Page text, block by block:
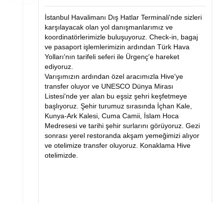
İstanbul Havalimanı Dış Hatlar Terminali'nde sizleri
karşılayacak olan yol danışmanlarımız ve
koordinatörlerimizle buluşuyoruz. Check-in, bagaj
ve pasaport işlemlerimizin ardından Türk Hava
Yolları'nın tarifeli seferi ile Ürgenç'e hareket
ediyoruz.
Varışımızın ardından özel aracımızla Hive'ye
transfer oluyor ve UNESCO Dünya Mirası
Listesi'nde yer alan bu eşsiz şehri keşfetmeye
başlıyoruz. Şehir turumuz sırasında İçhan Kale,
Kunya-Ark Kalesi, Cuma Camii, İslam Hoca
Medresesi ve tarihi şehir surlarını görüyoruz. Gezi
sonrası yerel restoranda akşam yemeğimizi alıyor
ve otelimize transfer oluyoruz. Konaklama Hive
otelimizde.